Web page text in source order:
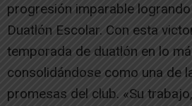
progresión imparable
Duatlón Escolar. Con esta
temporada de duatlón en lo
consolidándose como una de
promesas del club. «Su